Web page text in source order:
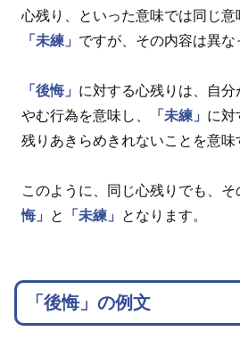
心残り、といった意味では同じ意
「未練」 ですが、その内容は異な
「後悔」 に対する心残りは、自
やむ行為を意味し、
「未練」 に対
残りあきらめきれないことを意味
このように、同じ心残りでも、そ
悔」
と 「未練」 となります。
「後悔」の例文